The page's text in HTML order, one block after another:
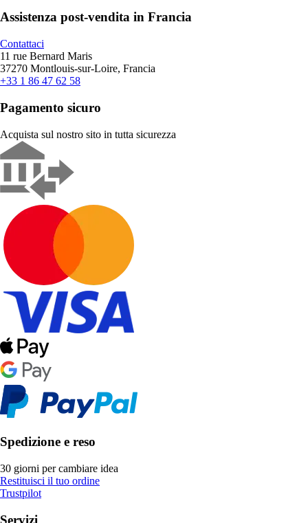
Assistenza post-vendita in Francia
Contattaci
11 rue Bernard Maris
37270 Montlouis-sur-Loire, Francia
+33 1 86 47 62 58
Pagamento sicuro
Acquista sul nostro sito in tutta sicurezza
Spedizione e reso
30 giorni per cambiare idea
Restituisci il tuo ordine
Trustpilot
Servizi